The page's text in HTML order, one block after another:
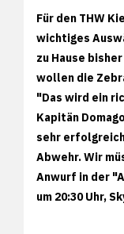
Für den THW
wichtiges
zu Hause
wollen die
"Das wird ein
Kapitän
sehr
Abwehr. Wir
Anwurf in der
um 20:30 Uhr,